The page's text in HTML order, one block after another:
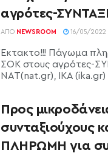
αγρότες-
ΑΠΌ NEWSROOM 16/05/2022
Έκτακτο!!! Πάγωμα
ΣΟΚ στους αγρότες-
ΝΑΤ(nat.gr), ΙΚΑ
Προς
συνταξιούχους
ΠΛΗΡΩΜΗ για